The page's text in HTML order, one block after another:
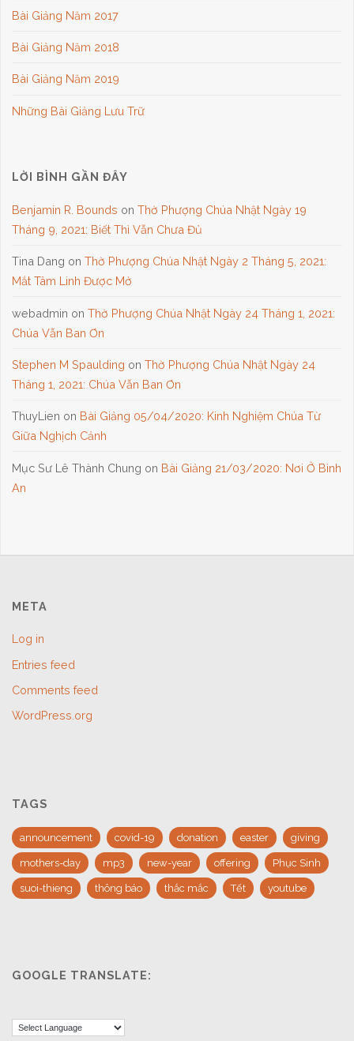
Bài Giảng Năm 2017
Bài Giảng Năm 2018
Bài Giảng Năm 2019
Những Bài Giảng Lưu Trữ
LỜI BÌNH GẦN ĐÂY
Benjamin R. Bounds onThờ Phượng Chúa Nhật Ngày 19
Tháng 9, 2021: Biết Thì Vẫn Chưa Đủ
Tina Dang onThờ Phượng Chúa Nhật Ngày 2 Tháng 5, 2021:
Mắt Tâm Linh Được Mở
webadmin onThờ Phượng Chúa Nhật Ngày 24 Tháng 1, 2021:
Chúa Vẫn Ban Ơn
Stephen M Spaulding onThờ Phượng Chúa Nhật Ngày 24
Tháng 1, 2021: Chúa Vẫn Ban Ơn
ThuyLien on Bài Giảng 05/04/2020: Kinh Nghiệm Chúa Từ
Giữa Nghịch Cảnh
Mục Sư Lê Thành Chung on Bài Giảng 21/03/2020: Nơi Ở Bình
An
META
Log in
Entries feed
Comments feed
WordPress.org
TAGS
announcement covid-19 donation easter giving
mothers-day mp3 new-year offering Phục Sinh
suoi-thieng thông báo thắc mắc Tết youtube
GOOGLE TRANSLATE: